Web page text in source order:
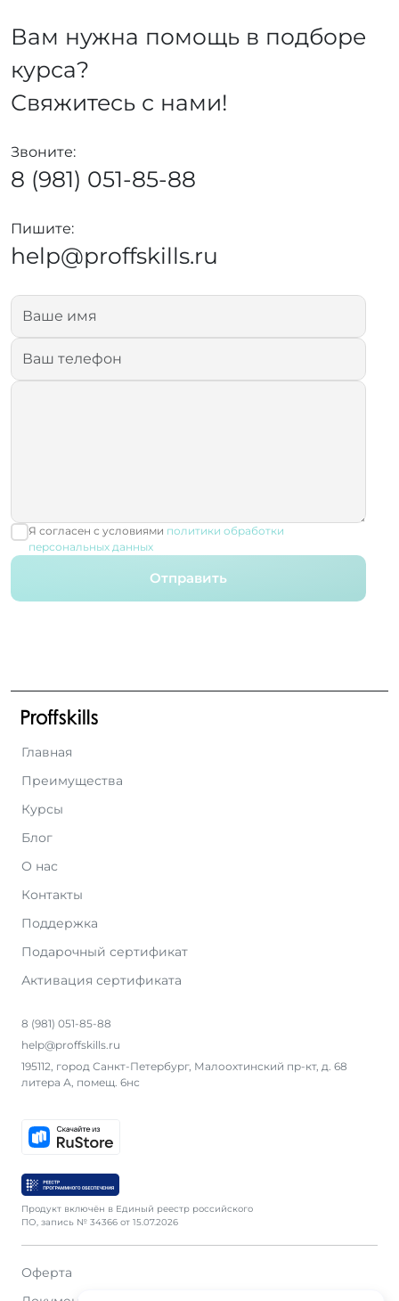
Вам нужна помощь в подборе
курса?
Свяжитесь с нами!
Звоните:
8 (981) 051-85-88
Пишите:
help@proffskills.ru
Я согласен с условиями политики обработки
персональных данных
Отправить
Главная
Преимущества
Курсы
Блог
О нас
Контакты
Поддержка
Подарочный сертификат
Активация сертификата
8 (981) 051-85-88
help@proffskills.ru
195112, город Санкт-Петербург, Малоохтинский пр-кт, д. 68
литера А, помещ. 6нс
Продукт включён в Единый реестр российского
ПО, запись № 34366 от 15.07.2026
Оферта